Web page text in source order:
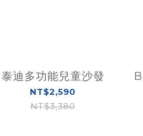
泰迪多功能兒童沙發
NT$2,590
NT$3,380